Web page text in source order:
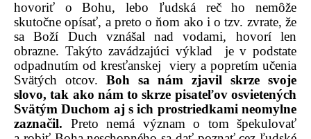
hovoriť o Bohu, lebo ľudská reč ho nemôže
skutočne opísať, a preto o ňom ako i o tzv. zvrate, že
sa Boží Duch vznášal nad vodami, hovorí len
obrazne. Takýto zavádzajúci výklad
je v podstate
odpadnutím od kresťanskej
viery a popretím učenia
Svätých otcov. Boh sa nám zjavil skrze svoje
slovo, tak ako nám to skrze pisateľov osvietených
Svätým Duchom aj s ich prostriedkami neomylne
zaznačil. Preto nemá význam o tom špekulovať